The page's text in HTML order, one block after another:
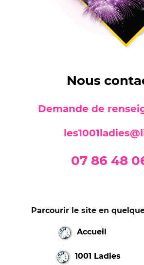
Nous
Demande de
07 86 48
Parcourir le site en
Accueil
1001 Ladies